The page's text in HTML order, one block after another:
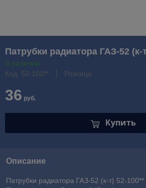
Патрубки радиатора ГАЗ-52 (к-
В наличии
Код: 52-100**
Розница
36 руб.
Купить
Описание
Патрубки радиатора ГАЗ-52 (к-т) 52-